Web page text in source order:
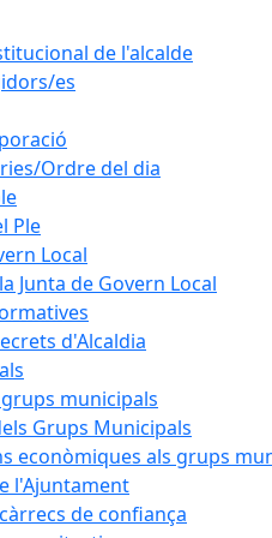
de l'alcalde
es
Ordre del dia
Ple
Local
Junta de Govern Local
d'Alcaldia
municipals
Grups Municipals
econòmiques als grups
l'Ajuntament
de confiança